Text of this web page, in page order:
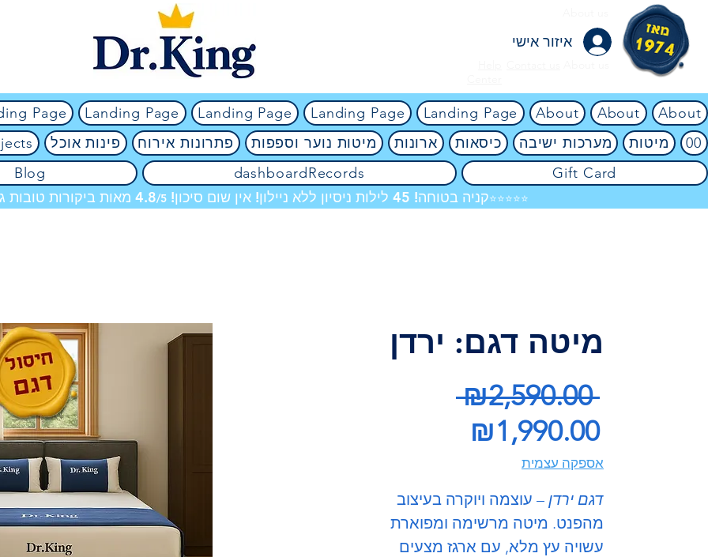
איזור אישי
About
About
About
Landing Page
Landing Page
Landing Page
Landing Page
Page
00
מיטות מערכות ישיבה כיסאות ארונות מיטות נוער וספפות פתרונות אירוח פינות אוכל
Gift Card
dashboardRecords
Blog
⭐⭐⭐⭐⭐קניה בטוחה! 45 לילות ניסיון ללא ניילון! אין שום סיכון! 4.8 /5 מאות ביקורות טובות
מיטה דגם: ירדן
₪2,590.00 Regular
Price
₪1,990.00Sale
Priceאספקה עצמית
דגם ירדן – עוצמה ויוקרה בעיצוב
מהפנט. מיטה מרשימה ומפוארת
עשויה עץ מלא, עם ארגז מצעים